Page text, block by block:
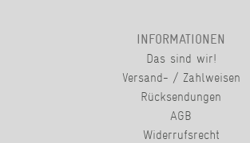
INFORMATIONEN
Das sind wir!
Versand- / Zahlweisen
Rücksendungen
AGB
Widerrufsrecht